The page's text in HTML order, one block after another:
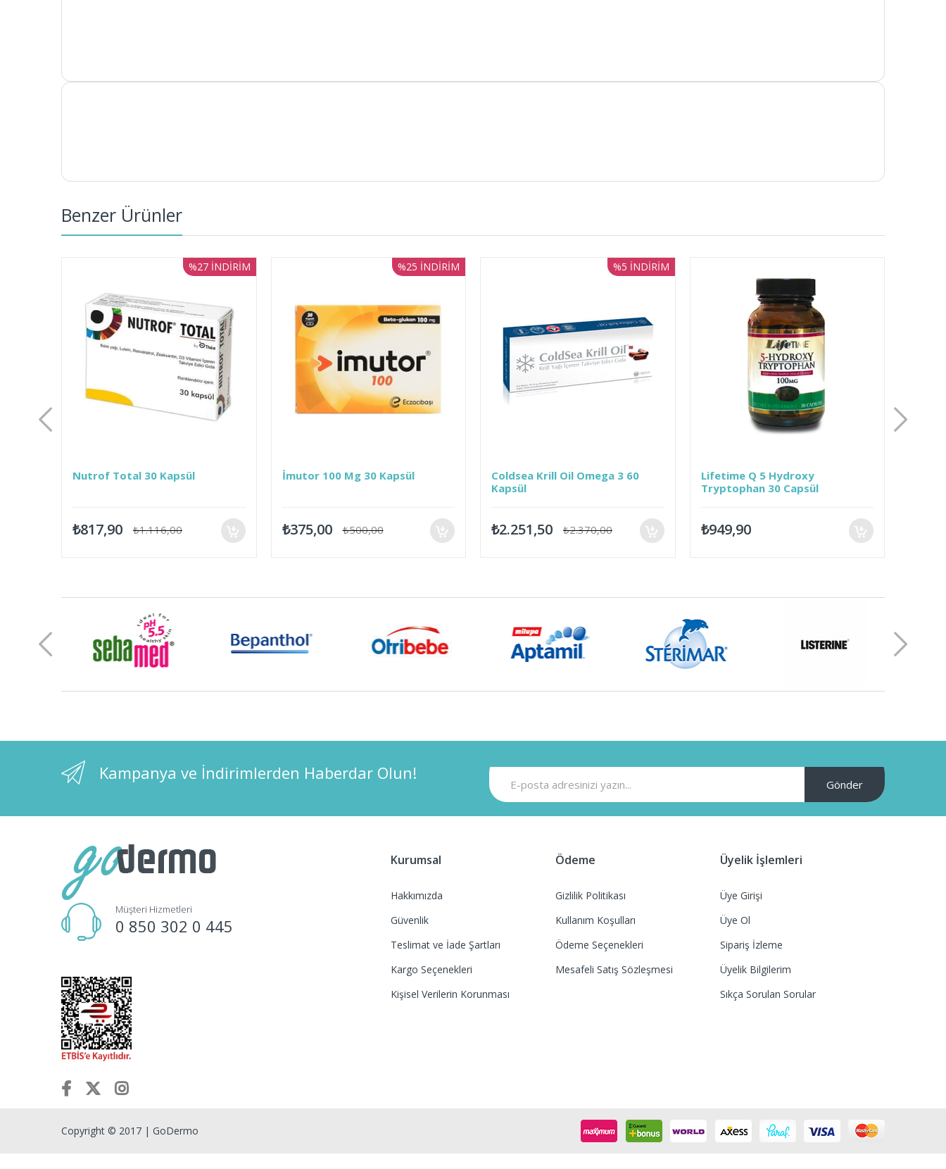
Benzer Ürünler
Nutrof Total 30 Kapsül
₺1.116,00
İNDIRIM
İmutor 100 Mg 30 Kapsül
₺375,00 ₺500,00
İNDIRIM
Coldsea Krill Oil Omega 3 60
₺2.251,50 ₺2.370,00
İNDIRIM
Lifetime Q 5 Hydroxy
Tryptophan 30 Capsül
₺949,90 ₺1.899,00
Kampanya ve İndirimlerden Haberdar Olun!
Gönder
Müşteri Hizmetleri
0 850 302 0 445
Kurumsal
Hakkımızda
Güvenlik
Teslimat ve İade Şartları
Kargo Seçenekleri
Kişisel Verilerin Korunması
Ödeme
Gizlilik Politikası
Kullanım Koşulları
Ödeme Seçenekleri
Mesafeli Satış Sözleşmesi
Üyelik İşlemleri
Üye Girişi
Üye Ol
Sipariş İzleme
Üyelik Bilgilerim
Sıkça Sorulan Sorular
Copyright © 2017 | GoDermo